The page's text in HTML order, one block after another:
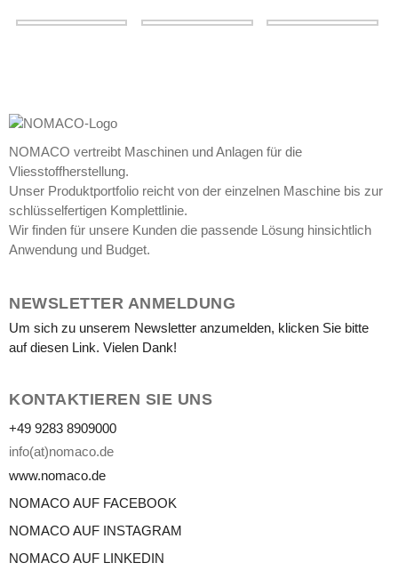
NOMACO vertreibt Maschinen und Anlagen für die
Vliesstoffherstellung.
Unser Produktportfolio reicht von der einzelnen Maschine bis zur
schlüsselfertigen Komplettlinie.
Wir finden für unsere Kunden die passende Lösung hinsichtlich
Anwendung und Budget.
NEWSLETTER ANMELDUNG
Um sich zu unserem Newsletter anzumelden, klicken Sie bitte
auf diesen Link. Vielen Dank!
KONTAKTIEREN SIE UNS
+49 9283 8909000
info(at)nomaco.de
www.nomaco.de
NOMACO AUF FACEBOOK
NOMACO AUF INSTAGRAM
NOMACO AUF LINKEDIN